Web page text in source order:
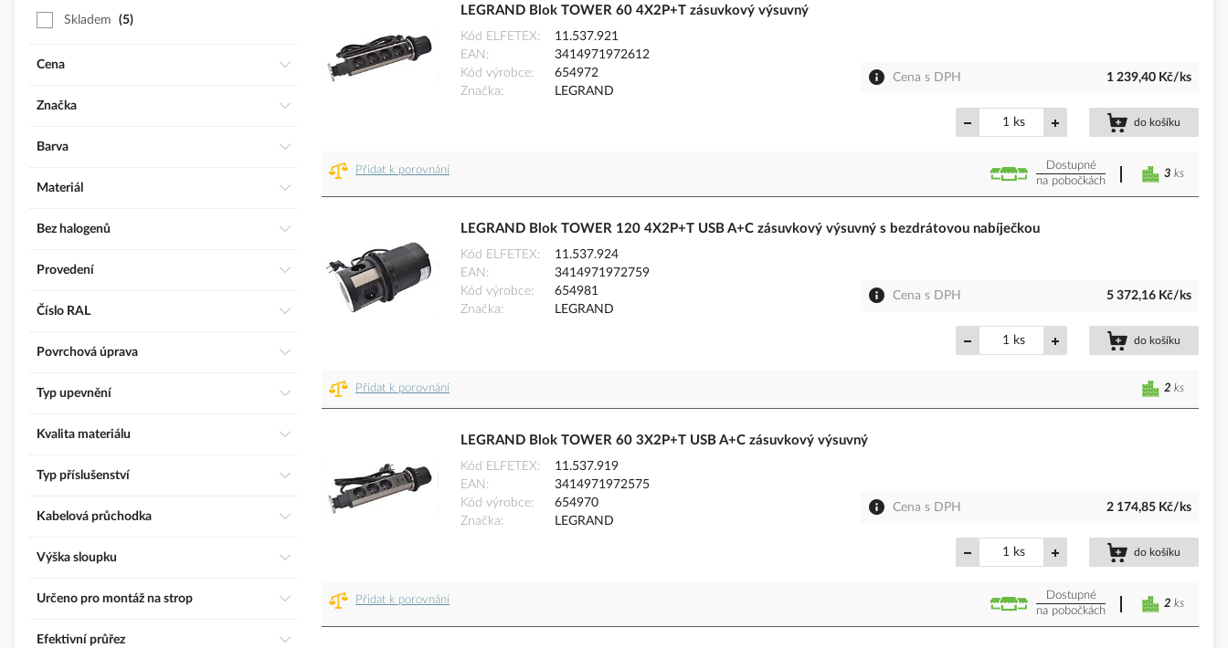
LEGRAND Blok TOWER 60 4X2P+T zásuvkový výsuvný
Kód ELFETEX
11.537.921
EAN
3414971972612
Kód výrobce
654972
Značka
LEGRAND
Cena s DPH 1 239,40 Kč/ks
ks do košíku
Přidat k porovnání
Dostupné
na pobočkách
3 ks
LEGRAND Blok TOWER 120 4X2P+T USB A+C zásuvkový výsuvný s bezdrátovou nabíječkou
Kód ELFETEX
11.537.924
EAN
3414971972759
Kód výrobce
654981
Značka
LEGRAND
Cena s DPH 5 372,16 Kč/ks
ks do košíku
Přidat k porovnání 2 ks
LEGRAND Blok TOWER 60 3X2P+T USB A+C zásuvkový výsuvný
Kód ELFETEX
11.537.919
EAN
3414971972575
Kód výrobce
654970
Značka
LEGRAND
Cena s DPH 2 174,85 Kč/ks
ks do košíku
Přidat k porovnání
Dostupné
na pobočkách
2 ks
Skladem 5
Cena
Značka
Barva
Materiál
Bez halogenů
Provedení
číslo RAL
Povrchová úprava
Typ upevnění
Kvalita materiálu
Typ příslušenství
Kabelová průchodka
Výška sloupku
Určeno pro montáž na strop
Efektivní průřez